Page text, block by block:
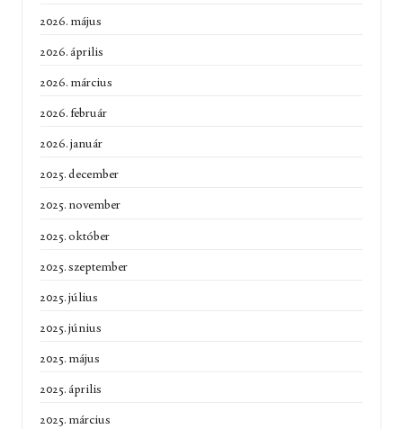
2026. május
2026. április
2026. március
2026. február
2026. január
2025. december
2025. november
2025. október
2025. szeptember
2025. július
2025. június
2025. május
2025. április
2025. március